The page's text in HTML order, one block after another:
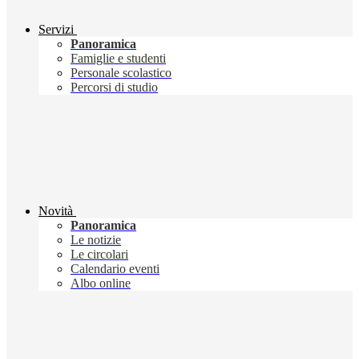
Servizi
Panoramica
Famiglie e studenti
Personale scolastico
Percorsi di studio
Novità
Panoramica
Le notizie
Le circolari
Calendario eventi
Albo online